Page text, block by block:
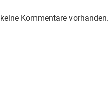
Kommentare vorhanden.